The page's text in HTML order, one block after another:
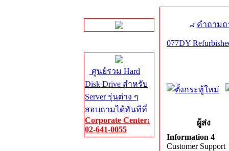
ศูนย์รวม Hard
Disk Drive สำหรับ
Server รุ่นต่าง ๆ
สอบถามได้ทันทีที่
Corporate Center:
02-641-0055
คำถาม
077DY
ผู้ส่ง
Information 4
Customer Support